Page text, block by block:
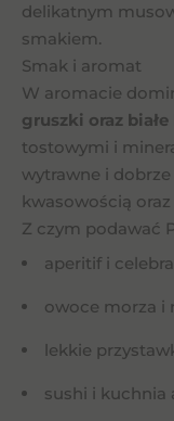
delikatnym
smakiem.
Smak i aromat
W aromacie
gruszki oraz
tostowymi i
wytrawne i
kwasowością
Z czym podawać
aperitif i
owoce morza i
lekkie
sushi i kuchnia